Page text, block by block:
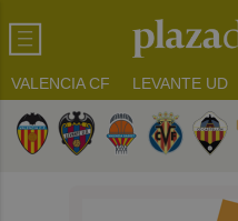
VALENCIA CF LEVANTE UD